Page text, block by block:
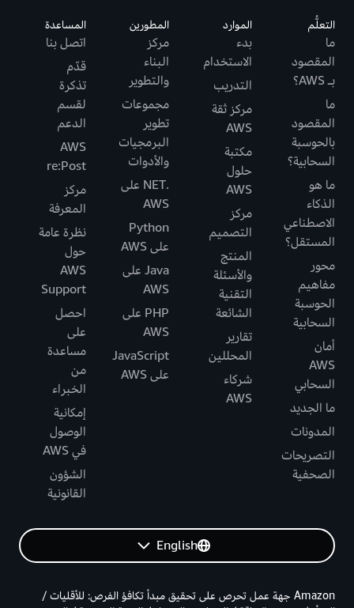
التعلُّم
ما
المقصود
بـ AWS؟
ما
المقصود
بالحوسبة
السحابية؟
ما هو
الذكاء
الاصطناعي
المستقل؟
محور
مفاهيم
الحوسبة
السحابية
أمان
AWS
السحابي
ما الجديد
المدونات
التصريحات
الصحفية
الموارد
بدء
الاستخدام
التدريب
مركز ثقة
AWS
مكتبة
حلول
AWS
مركز
التصميم
المنتج
والأسئلة
التقنية
الشائعة
تقارير
المحللين
شركاء
AWS
المطورين
مركز
البناء
والتطوير
مجموعات
تطوير
البرمجيات
والأدوات
.NET على
AWS
Python
على AWS
Java على
AWS
PHP على
AWS
JavaScript
على AWS
المساعدة
اتصل بنا
قدّم
تذكرة
لقسم
الدعم
AWS
re:Post
مركز
المعرفة
نظرة عامة
حول
AWS
Support
احصل
على
مساعدة
من
الخبراء
إمكانية
الوصول
في AWS
الشؤون
القانونية
English
Amazon جهة عمل تحرص على تحقيق مبدأ تكافؤ الفرص: للأقليات /